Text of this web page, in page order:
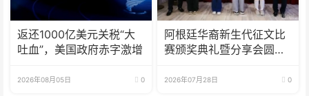
返还1000亿美元关税“大
吐血”，美国政府赤字激增
2026年08月05日 0
阿根廷华裔新生代征文比
赛颁奖典礼暨分享会圆满
2026年07月28日 0